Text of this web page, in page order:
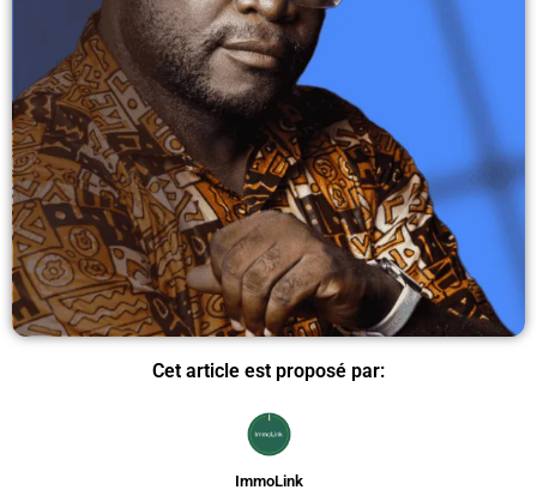
Cet article est proposé par:
ImmoLink